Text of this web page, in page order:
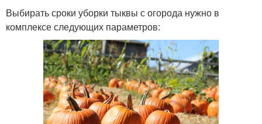
Выбирать сроки уборки тыквы с огорода нужно в
комплексе следующих параметров: